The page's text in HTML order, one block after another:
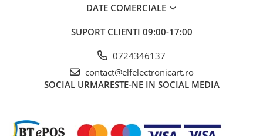
Ce conține pachetul?
Sursa, Cablu alimentare
DATE COMERCIALE
SUPORT CLIENTI 09:00-17:00
0724346137
contact@elfelectronicart.ro
SOCIAL URMARESTE-NE IN SOCIAL MEDIA